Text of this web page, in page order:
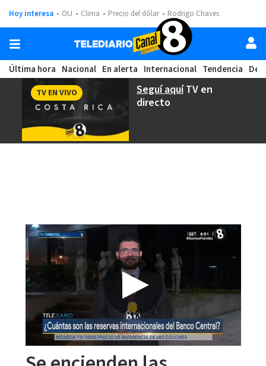
Hoy interesa OIJ Clima Precio del dólar Rodrigo Chaves
Última hora Nacional En alerta Internacional Tendencia
Seguí aquíTV en
directo
TV EN VIVO